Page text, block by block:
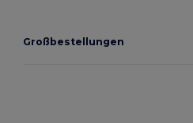
Großbestellungen